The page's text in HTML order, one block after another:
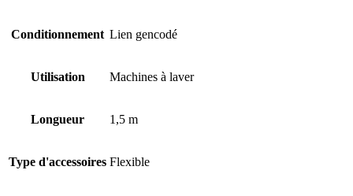
Conditionnement Lien gencodé
Utilisation Machines à laver
Longueur 1,5 m
Type d'accessoires Flexible